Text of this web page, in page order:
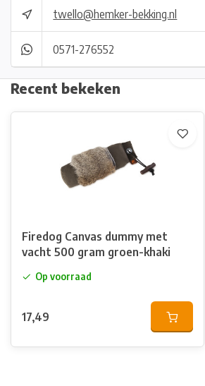
twello@hemker-bekking.nl
0571-276552
Recent bekeken
Firedog Canvas dummy met
vacht 500 gram groen-khaki
Op voorraad
17,49